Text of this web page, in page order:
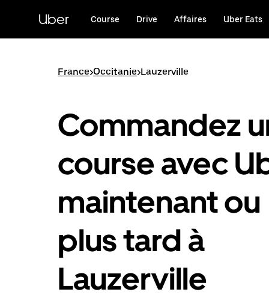
principal
Uber Course Drive Affaires Uber Eats
France>Occitanie>Lauzerville
Commandez
course avec
maintenant ou
plus tard à
Lauzerville